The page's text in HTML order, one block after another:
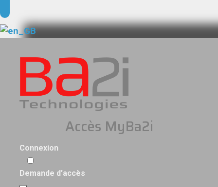
Accès MyBa2i
Connexion
Demande d'accès